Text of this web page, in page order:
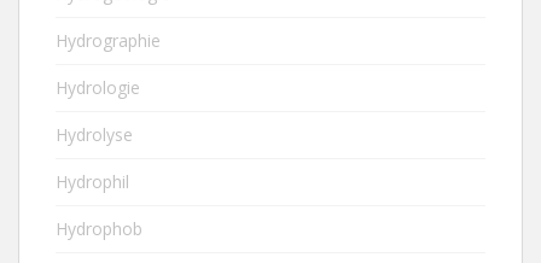
Hydrographie
Hydrologie
Hydrolyse
Hydrophil
Hydrophob